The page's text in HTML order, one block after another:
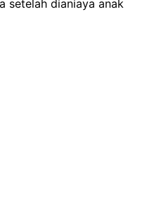
setelah dianiaya anak